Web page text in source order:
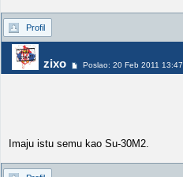
Profil
zixo Poslao: 20 Feb 2011 13:47
Imaju istu semu kao Su-30M2.